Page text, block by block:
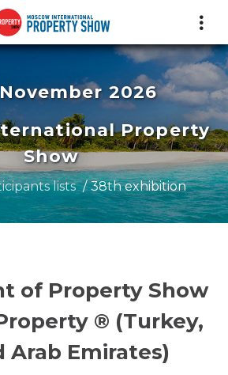
November 2026
Property
Show
lists 38th exhibition
of Property Show
® (Turkey,
Arab Emirates)